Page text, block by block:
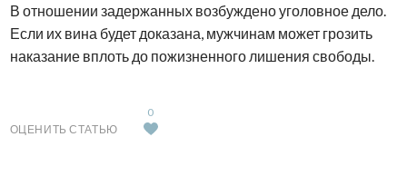
В отношении задержанных возбуждено уголовное дело.
Если их вина будет доказана, мужчинам может грозить
наказание вплоть до пожизненного лишения свободы.
ОЦЕНИТЬ СТАТЬЮ
0